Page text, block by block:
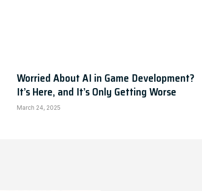
Worried About AI in Game Development?
It’s Here, and It’s Only Getting Worse
March 24, 2025